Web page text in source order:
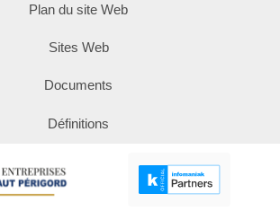
Plan du site Web
Sites Web
Documents
Définitions